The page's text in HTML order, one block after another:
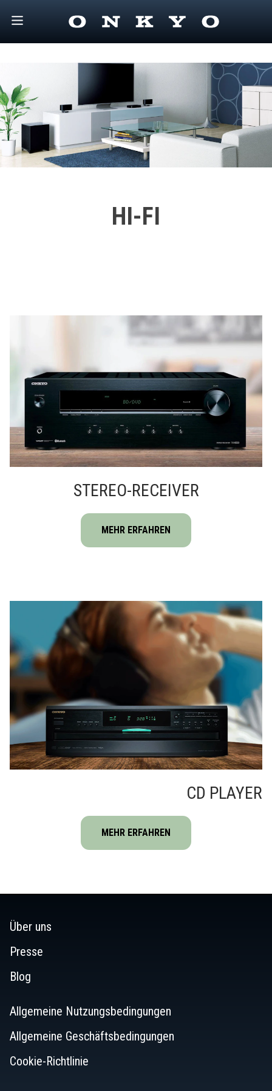
HI-FI
STEREO-RECEIVER
MEHR ERFAHREN
CD PLAYER
MEHR ERFAHREN
Über uns
Presse
Blog
Allgemeine Nutzungsbedingungen
Allgemeine Geschäftsbedingungen
Cookie-Richtlinie